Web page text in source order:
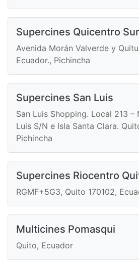
Supercines Quicentro Sur
Avenida Morán Valverde y
Ecuador., Pichincha
Supercines San Luis
San Luis Shopping. Local 213 –
Luis S/N e Isla Santa Clara.
Pichincha
Supercines Riocentro
RGMF+5G3, Quito 170102,
Multicines Pomasqui
Quito, Ecuador